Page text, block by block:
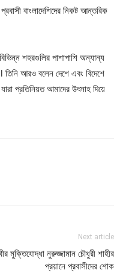
বাংলাদেশিদের নিকট আন্তরিক
শহরগুলির পাশাপাশি অন্যান্য
তিনি আরও বলেন দেশে এবং বিদেশে
প্রতিনিয়ত আমাদের উৎসাহ দিয়ে
Next article
মুক্তিযোদ্ধা নুরুজ্জামান চৌধুরী শাহীর
প্রয়ানে প্রবাসীদের শোক